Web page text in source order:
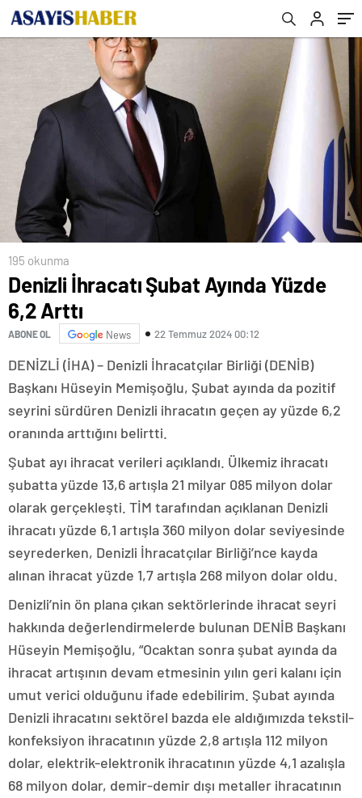
195 okunma
Denizli İhracatı Şubat Ayında Yüzde
6,2 Arttı
ABONE OL News 22 Temmuz 2024 00:12
DENİZLİ (İHA) – Denizli İhracatçılar Birliği (DENİB)
Başkanı Hüseyin Memişoğlu, Şubat ayında da pozitif
seyrini sürdüren Denizli ihracatın geçen ay yüzde 6,2
oranında arttığını belirtti.
Şubat ayı ihracat verileri açıklandı. Ülkemiz ihracatı
şubatta yüzde 13,6 artışla 21 milyar 085 milyon dolar
olarak gerçekleşti. TİM tarafından açıklanan Denizli
ihracatı yüzde 6,1 artışla 360 milyon dolar seviyesinde
seyrederken, Denizli İhracatçılar Birliği’nce kayda
alınan ihracat yüzde 1,7 artışla 268 milyon dolar oldu.
Denizli’nin ön plana çıkan sektörlerinde ihracat seyri
hakkında değerlendirmelerde bulunan DENİB Başkanı
Hüseyin Memişoğlu, “Ocaktan sonra şubat ayında da
ihracat artışının devam etmesinin yılın geri kalanı için
umut verici olduğunu ifade edebilirim. Şubat ayında
Denizli ihracatını sektörel bazda ele aldığımızda tekstil-
konfeksiyon ihracatının yüzde 2,8 artışla 112 milyon
dolar, elektrik-elektronik ihracatının yüzde 4,1 azalışla
68 milyon dolar, demir-demir dışı metaller ihracatının